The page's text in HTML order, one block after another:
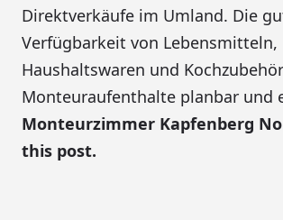
Direktverkäufe im Umland. Die
Verfügbarkeit von Lebensmitteln,
Haushaltswaren und
Monteuraufenthalte planbar und
Monteurzimmer Kapfenberg
this post.